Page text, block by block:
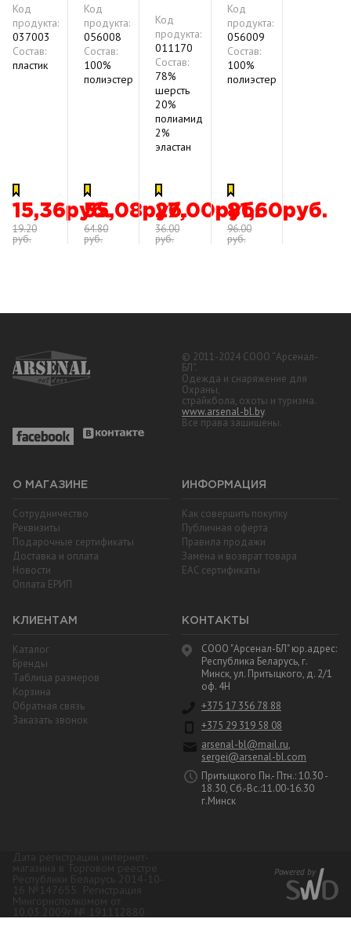
Код
продукта:
037003
Состав:
пластик
15,36руб.
19.20
руб.
Код
продукта:
056008
Состав:
100%
полиэстер
55,08руб.
64.80
руб.
Код
продукта:
011170
Состав:
78%
шерсть
20%
полиамид
2%
эластан
27,00руб.
36.00
руб.
Код
продукта:
056009
Состав:
100%
полиэстер
81,60руб.
96.00
руб.
© 2011-2024 СООО “Арсенал-
БЛ”.
Одежда и снаряжение для
Охраны,
страйкбола, охоты и туризма.
www.arsenal-bl.by.
Все права защищены.
О МАГАЗИНЕ
Сотрудничество
Реквизиты
Подарочные сертификаты
Доставка и оплата
Новости
Оплата ЕРИП
ИНФОРМАЦИЯ
Как совершить покупку
Публичная оферта
Правила продажи
Замена и возврат товара
EAC cертификаты
КЛИЕНТАМ
Каталог
Бренды
Таблица размеров
Корзина
Обратная связь
Заказать звонок
КОНТАКТЫ
СООО "Арсенал-БЛ" юр.адрес:
Республика Беларусь, г.
Минск, ул. Притыцкого, д. 2/1
оф. 4Н
+375 17 356 78 88
+375 29 319 58 08
arsenal-bl@mail.ru,
sergei@arsenal-bl.com
Притыцкого Пн.- Птн.: 10.30 -
18.30, Сб.-Вс.:11.00-16.30
г.Минск
16 №147655 Регистрация